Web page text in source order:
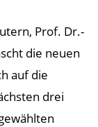
Prof. Dr.-
die neuen
auf die
drei